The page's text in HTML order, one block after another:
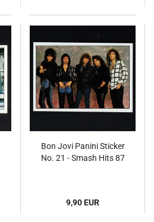
Bon Jovi Panini Sticker
No. 21 - Smash Hits 87
9,90 EUR